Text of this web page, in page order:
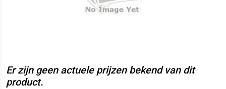
Er zijn geen actuele prijzen bekend van dit
product.